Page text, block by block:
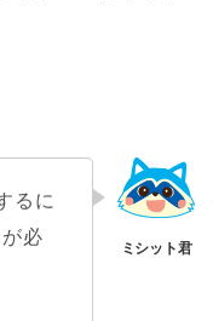
るに
必